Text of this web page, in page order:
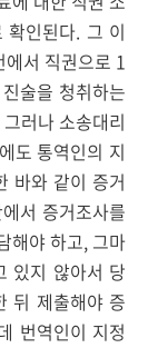
확인된다. 그 이
서 직권으로 1
술을 청취하는
러나 소송대리
도 통역인의 지
바와 같이 증거
서 증거조사를
해야 하고, 그마
있지 않아서 당
뒤 제출해야 증
번역인이 지정